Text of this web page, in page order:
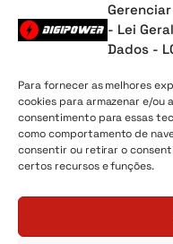
- Lei
Dados -
Para fornecer as melhores
cookies para armazenar e/ou
consentimento para essas
como comportamento de
consentir ou retirar o
certos recursos e funções.
ou
Sobre Nós Minha Conta
Digipower® - 2026 Todos
04.225.147/0001-30